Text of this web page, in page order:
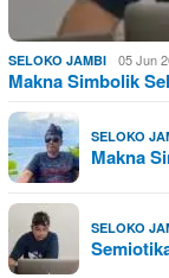
SELOKO JAMBI 05 Jun
Makna Simbolik
SELOKO
Makna
SELOKO